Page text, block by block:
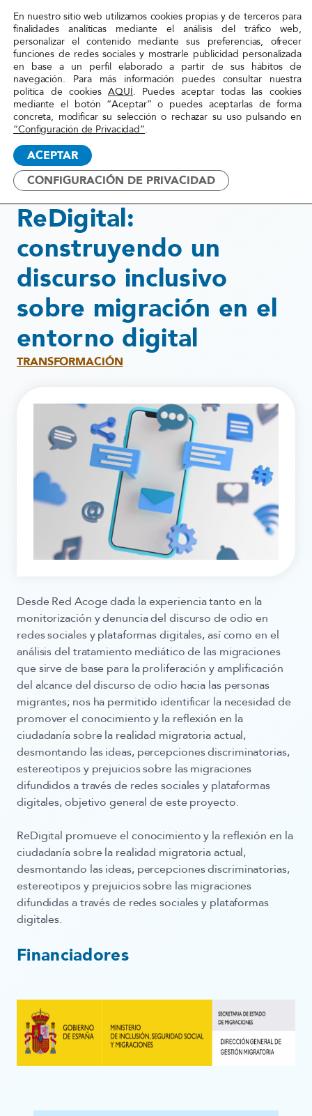
Red
Acoge
Inicio»Transformación»ReDigital: construyendo
un discurso inclusivo
sobre migración en el
2025
ReDigital:
construyendo un
discurso inclusivo
sobre migración en el
entorno digital
TRANSFORMACIÓN
Desde Red Acogedada la experiencia tanto en la
monitorización y denuncia del discurso de odio en
redes sociales y plataformas digitales, así como en el
análisis del tratamiento mediático de las migraciones
que sirve de base para la proliferación y amplificación
del alcance del discurso de odio hacia las personas
migrantes; nos ha permitido identificar la necesidad de
promover el conocimiento y la reflexión en la
ciudadanía sobre la realidad migratoria actual,
desmontando las ideas, percepciones discriminatorias,
estereotipos y prejuicios sobre las migraciones
difundidos a través de redes sociales y plataformas
digitales, objetivo general de este proyecto.
ReDigital promueve el conocimiento y la reflexión en la
ciudadanía sobre la realidad migratoria actual,
desmontando las ideas, percepciones discriminatorias,
estereotipos y prejuicios sobre las migraciones
difundidas a través de redes sociales y plataformas
digitales.
Financiadores
En nuestro sitio web utilizamos cookies propias y de terceros para
finalidades analíticas mediante el análisis del tráfico web,
personalizar el contenido mediante sus preferencias, ofrecer
funciones de redes sociales y mostrarle publicidad personalizada
en base a un perfil elaborado a partir de sus hábitos de
navegación. Para más información puedes consultar nuestra
política de cookiesAQUÍ. Puedes aceptar todas las cookies
mediante el botón “Aceptar” o puedes aceptarlas de forma
concreta, modificar su selección o rechazar su uso pulsando en
“Configuración de Privacidad”.
ACEPTAR
CONFIGURACIÓN DE PRIVACIDAD